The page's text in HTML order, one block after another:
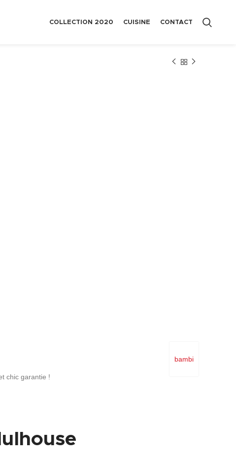
COLLECTION 2020 CUISINE CONTACT
bambi
chic garantie !